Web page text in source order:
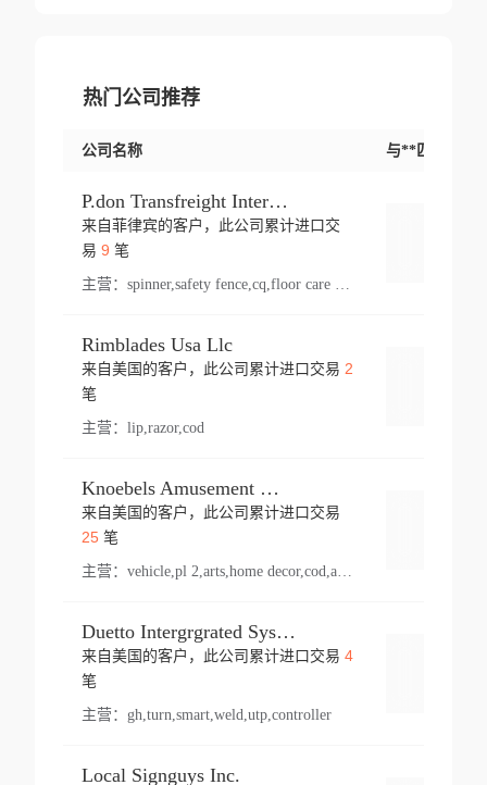
热门公司推荐
公司名称 与**匹配交易
P.don Transfreight International
来自菲律宾的客户，此公司累计进口交
易 9 笔
主营：
Rimblades Usa Llc
来自美国的客户，此公司累计进口交易 2
笔
主营： lip,razor,cod
Knoebels Amusement Resort
来自美国的客户，此公司累计进口交易
25笔
主营： vehicle,pl 2,arts,home decor,cod,amusement ride,sea
Duetto Intergrgrated Systems Inc.
来自美国的客户，此公司累计进口交易 4
笔
主营： gh,turn,smart,weld,utp,controller
Local Signguys Inc.